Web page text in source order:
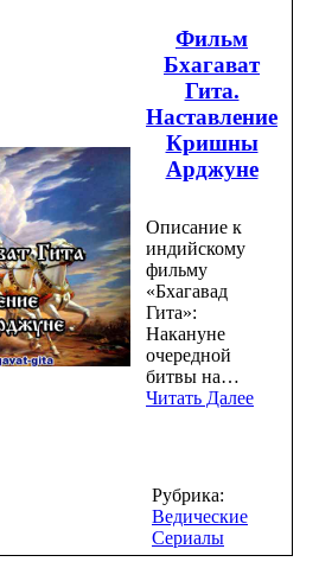
Фильм
Бхагават
Гита.
Наставление
Кришны
Арджуне
Описание к
индийскому
фильму
«Бхагавад
Гита»:
Накануне
очередной
битвы на…
Читать Далее
Рубрика:
Ведические
Сериалы